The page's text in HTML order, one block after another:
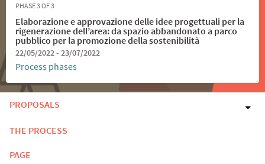
PHASE 3 OF 3
Elaborazione e approvazione delle idee progettuali per la
rigenerazione dell’area: da spazio abbandonato a parco
pubblico per la promozione della sostenibilità
22/05/2022 - 23/07/2022
Process phases
PROPOSALS
THE PROCESS
PAGE